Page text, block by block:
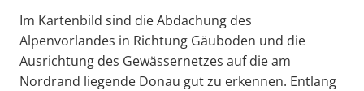
Im Kartenbild sind die Abdachung des
Alpenvorlandes in Richtung Gäuboden und die
Ausrichtung des Gewässernetzes auf die am
Nordrand liegende Donau gut zu erkennen. Entlang